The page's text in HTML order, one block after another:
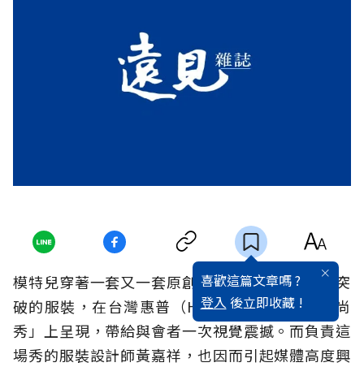
喜歡這篇文章嗎 ?
登入 後立即收藏 !
模特兒穿著一套又一套原創概念極強、設計大膽突
破的服裝，在台灣惠普（HP）舉辦的「染指時尚
秀」上呈現，帶給與會者一次視覺震撼。而負責這
場秀的服裝設計師黃嘉祥，也因而引起媒體高度興